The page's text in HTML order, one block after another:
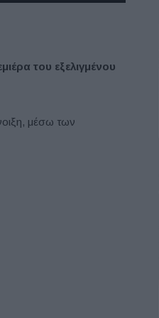
του εξελιγμένου
μέσω των